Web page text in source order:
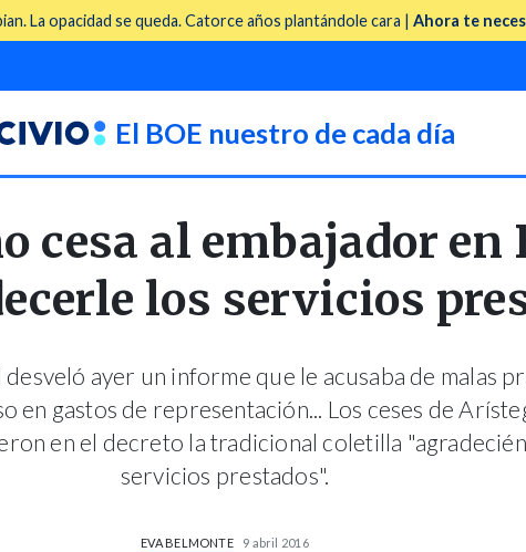
La opacidad se queda. Catorce años plantándole cara | Ahora te
El BOE nuestro de cada día
cesa al embajador en
los servicios
ayer un informe que le acusaba de malas
en gastos de representación... Los ceses de
en el decreto la tradicional coletilla
servicios prestados".
EVA BELMONTE 9 abril 2016